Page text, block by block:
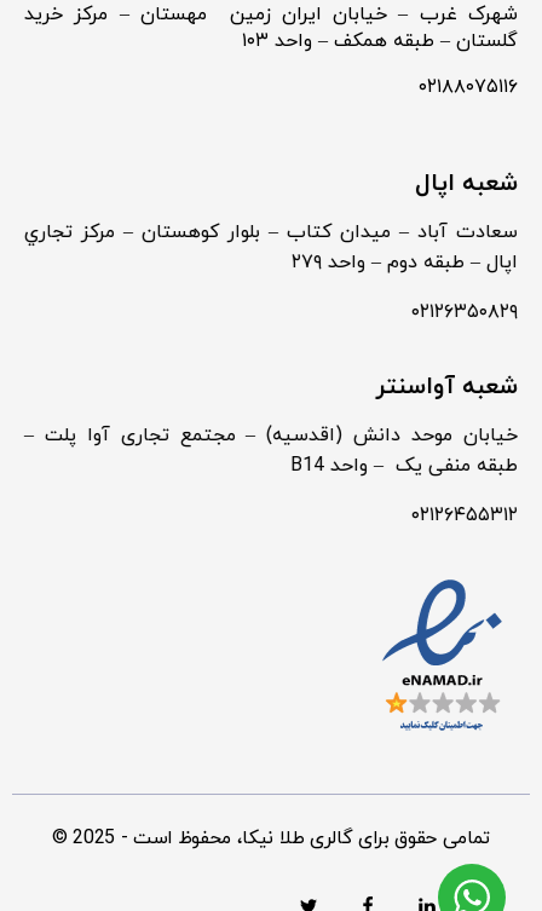
شهرک غرب – خیابان ایران زمین مهستان – مرکز خرید
گلستان – طبقه همکف – واحد ۱۰۳
۰۲۱۸۸۰۷۵۱۱۶
شعبه اپال
سعادت آباد – ميدان كتاب – بلوار كوهستان – مركز تجاري
اپال – طبقه دوم – واحد ۲۷۹
۰۲۱۲۶۳۵۰۸۲۹
شعبه آواسنتر
خیابان موحد دانش (اقدسیه) – مجتمع تجاری آوا پلت –
طبقه منفی یک – واحد B14
۰۲۱۲۶۴۵۵۳۱۲
© 2025 - تمامی حقوق برای گالری طلا نیکا، محفوظ است